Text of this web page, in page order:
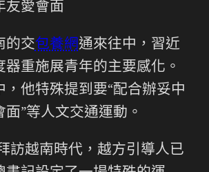
友愛會面
的交包養網通來往中，習近
器重施展青年的主要感化。
，他特殊提到要“配合辦妥中
”等人文交通運動。
訪越南時代，越方引導人已